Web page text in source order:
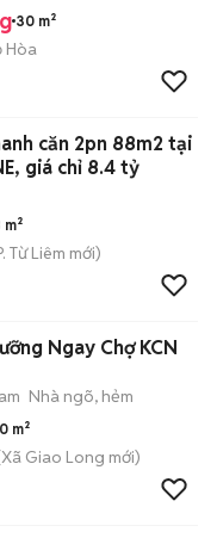
30 m²
Hòa
căn 2pn 88m2 tại
giá chỉ 8.4 tỷ
m²
Từ Liêm mới)
Ngay Chợ KCN
Nhà ngõ, hẻm
m²
Xã Giao Long mới)